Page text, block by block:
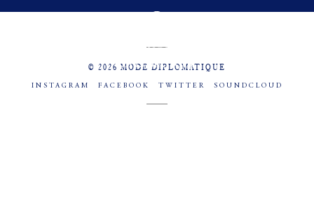
© 2026 MODE DIPLOMATIQUE
INSTAGRAM FACEBOOK TWITTER SOUNDCLOUD